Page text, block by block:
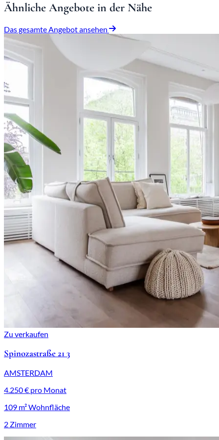
Ähnliche Angebote in der Nähe
Das gesamte Angebot ansehen
Zu verkaufen
Spinozastraße 21 3
AMSTERDAM
4.250 € pro Monat
109 m² Wohnfläche
2 Zimmer